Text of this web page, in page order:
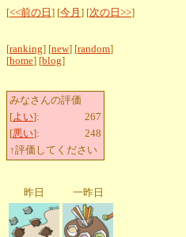
[<<前の日 ] [今月 ] [次の日>>]
[ranking] [new] [random]
[home] [blog]
みなさんの評価
[よい]:
267
[悪い]:
248
↑評価してください
昨日 一昨日